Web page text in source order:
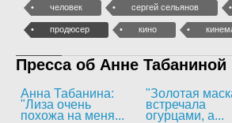
человек сергей сельянов
продюсер кино
Пресса об Анне Табаниной
Анна Табанина:
"Лиза очень
похожа на меня...
"Золотая
встречала
огурцами, а...